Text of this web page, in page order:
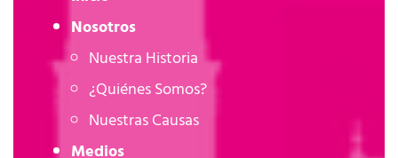
Nosotros
Nuestra Historia
¿Quiénes Somos?
Nuestras Causas
Medios